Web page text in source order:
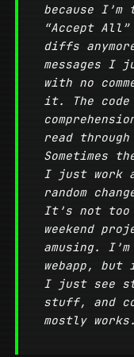
because
“Accept
diffs
messages I
with no
it. The code
read
Sometimes
I just work
random
It’s not too
weekend
amusing.
webapp,
I just see
stuff, and
mostly